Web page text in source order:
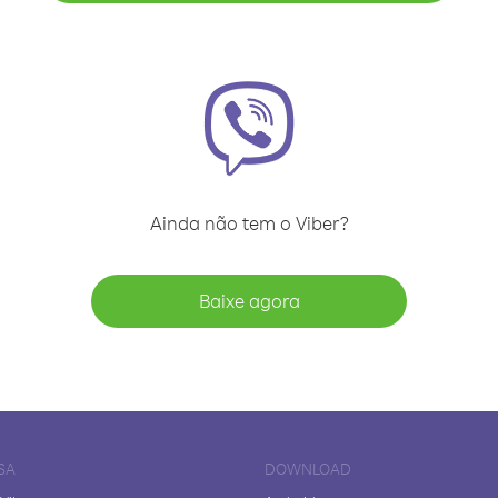
Ainda não tem o Viber?
Baixe agora
DOWNLOAD